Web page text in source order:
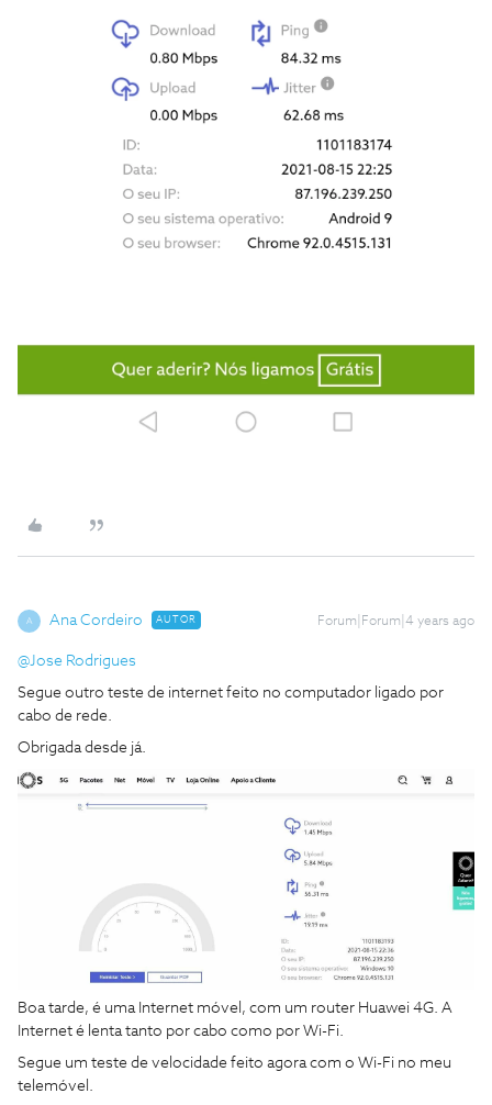
A Ana Cordeiro AUTOR Forum|Forum|4 years ago
@Jose Rodrigues
Segue outro teste de internet feito no computador ligado por
cabo de rede.
Obrigada desde já.
Boa tarde, é uma Internet móvel, com um router Huawei 4G. A
Internet é lenta tanto por cabo como por Wi-Fi.
Segue um teste de velocidade feito agora com o Wi-Fi no meu
telemóvel.